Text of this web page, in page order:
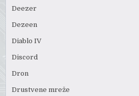
Deezer
Dezeen
Diablo IV
Discord
Dron
Drustvene mreže